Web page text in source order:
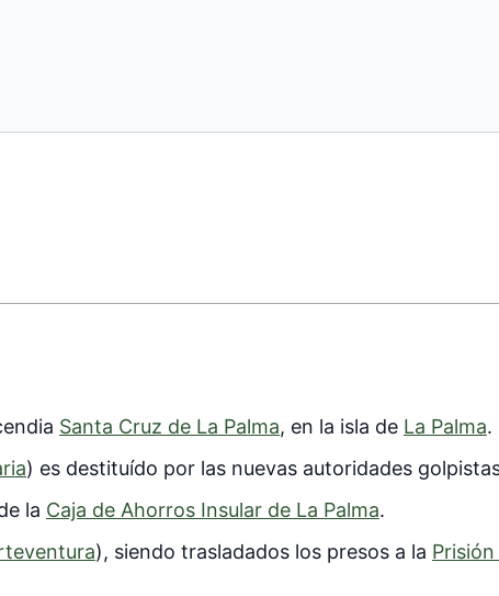
Santa Cruz de La Palma, en la isla de La Palma.
) es destituído por las nuevas autoridades
la Caja de Ahorros Insular de La Palma.
), siendo trasladados los presos a la